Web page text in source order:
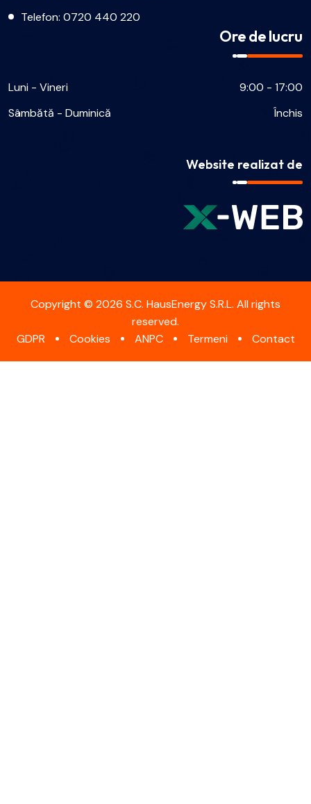
Telefon: 0720 440 220
Ore de lucru
Luni - Vineri
9:00 - 17:00
Sâmbătă - Duminică
Închis
Website realizat de
Copyright © 2026 S.C. HausEnergy S.R.L. All rights
reserved.
GDPR
Cookies ANPC Termeni Contact